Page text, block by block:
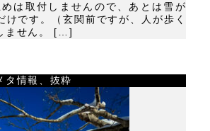
は取付しませんので、あとは雪が
けです。（玄関前ですが、人が歩く
ません。 […]
タ情報、抜粋